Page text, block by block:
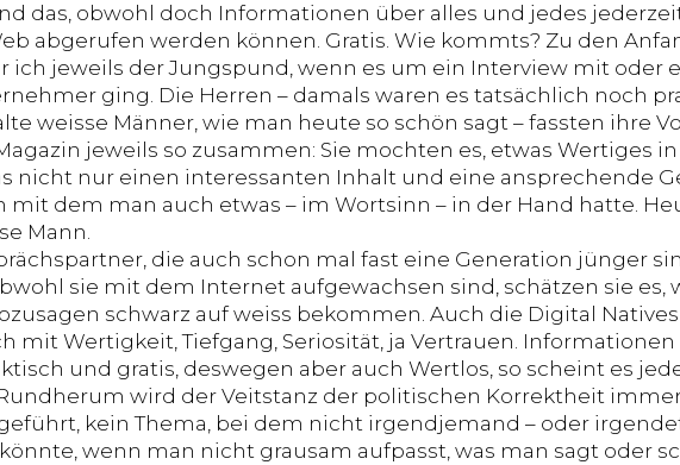
das, obwohl doch Informationen über alles und jedes
abgerufen werden können. Gratis. Wie kommts? Zu den
ich jeweils der Jungspund, wenn es um ein Interview mit oder
ging. Die Herren – damals waren es tatsächlich noch
weisse Männer, wie man heute so schön sagt – fassten ihre
jeweils so zusammen: Sie mochten es, etwas Wertiges
nicht nur einen interessanten Inhalt und eine ansprechende
mit dem man auch etwas – im Wortsinn – in der Hand hatte.
Mann.
die auch schon mal fast eine Generation jünger
sie mit dem Internet aufgewachsen sind, schätzen sie es,
schwarz auf weiss bekommen. Auch die Digital
mit Wertigkeit, Tiefgang, Seriosität, ja Vertrauen.
und gratis, deswegen aber auch Wertlos, so scheint es
wird der Veitstanz der politischen Korrektheit
kein Thema, bei dem nicht irgendjemand – oder
wenn man nicht grausam aufpasst, was man sagt oder